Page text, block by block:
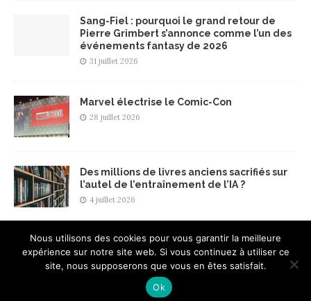
Sang-Fiel : pourquoi le grand retour de
Pierre Grimbert s’annonce comme l’un des
événements fantasy de 2026
31 juillet 2026
Marvel électrise le Comic-Con
28 juillet 2026
Des millions de livres anciens sacrifiés sur
l’autel de l’entraînement de l’IA ?
4 juillet 2026
Copyright © 2026 | Thème WordPress par
Nous utilisons des cookies pour vous garantir la meilleure
expérience sur notre site web. Si vous continuez à utiliser ce
site, nous supposerons que vous en êtes satisfait.
Ok